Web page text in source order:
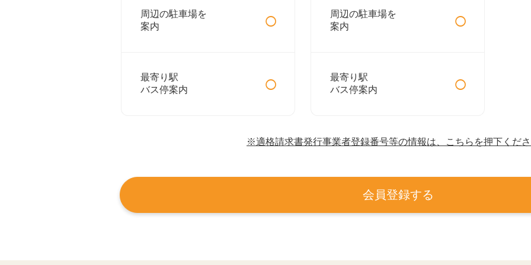
周辺の駐車場を
案内
○
最寄り駅
バス停案内
○
周辺の駐車場を
案内
○
最寄り駅
バス停案内
○
※適格請求書発行事業者登録番号等の情報は、こちらを押下くだ
会員登録する